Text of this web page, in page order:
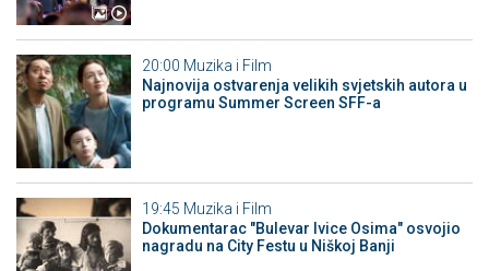
20:00 Muzika i Film
Najnovija ostvarenja velikih svjetskih autora u
programu Summer Screen SFF-a
19:45 Muzika i Film
Dokumentarac "Bulevar Ivice Osima" osvojio
nagradu na City Festu u Niškoj Banji